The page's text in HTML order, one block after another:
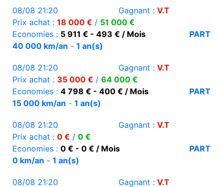
08/08 21:20 Gagnant : V.T
Prix achat : 18 000 € / 51 000 €
Economies : 5 911 € - 493 € / Mois
PART
40 000 km/an - 1 an(s)
08/08 21:20 Gagnant : V.T
Prix achat : 35 000 € / 64 000 €
Economies : 4 798 € - 400 € / Mois
PART
15 000 km/an - 1 an(s)
08/08 21:20 Gagnant : V.T
Prix achat : 0 € / 0 €
Economies : 0 € - 0 € / Mois
PART
0 km/an - 1 an(s)
08/08 21:20 Gagnant : V.T